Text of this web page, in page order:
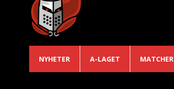
NYHETER A-LAGET MATCHER